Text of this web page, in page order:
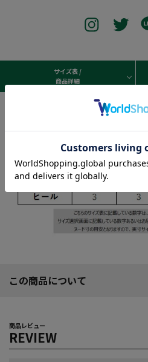
サイズ表 /
商品詳細
この商品について
商品レビュー
REVIEW